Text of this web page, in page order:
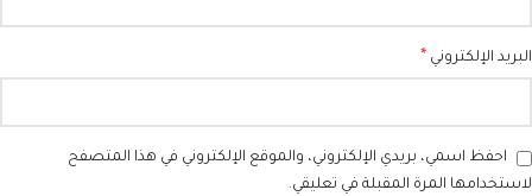
البريد الإلكتروني *
احفظ اسمي، بريدي الإلكتروني، والموقع الإلكتروني في هذا المتصفح
لاستخدامها المرة المقبلة في تعليقي.